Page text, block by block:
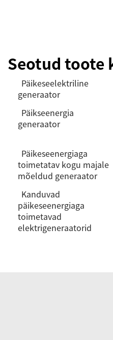
Seotud toote
Päikeseelektriline
generaator
Päikseenergia
generaator
Päikeseenergiaga
toimetatav kogu majale
mõeldud generaator
Kanduvad
päikeseenergiaga
toimetavad
elektrigeneraatorid